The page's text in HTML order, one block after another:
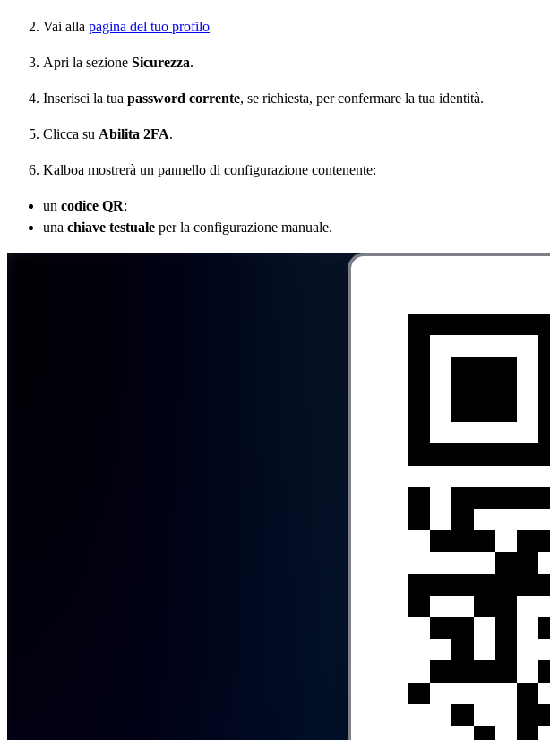
Vai alla pagina del tuo profilo
Apri la sezione Sicurezza.
Inserisci la tua password corrente, se richiesta, per confermare la tua identità.
Clicca su Abilita 2FA.
Kalboa mostrerà un pannello di configurazione contenente:
un codice QR;
una chiave testuale per la configurazione manuale.